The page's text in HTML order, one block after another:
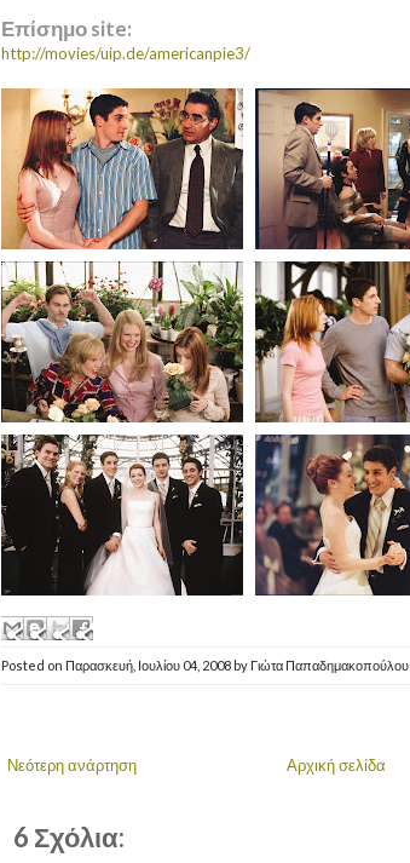
Επίσημο site:
http://movies/uip.de/americanpie3/
Posted on Παρασκευή, Ιουλίου 04, 2008 by Γιώτα Παπαδημακοπούλου
Νεότερη ανάρτηση Αρχική σελίδα
6 Σχόλια: